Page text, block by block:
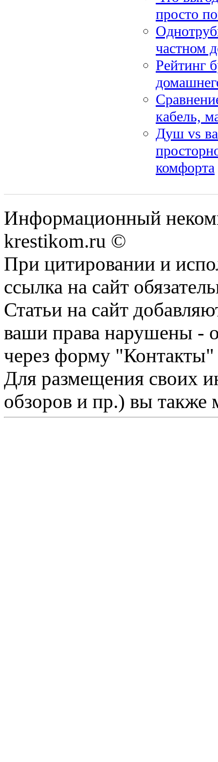
просто
частном
Рейтинг
кабель,
Душ vs
комфорта
Информационный
krestikom.ru ©
При цитировании и
ссылка на сайт
Статьи на сайт
ваши права нарушены -
через форму "Контакты"
Для размещения своих
обзоров и пр.) вы также